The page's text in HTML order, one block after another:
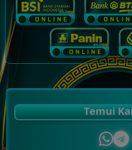
Temui